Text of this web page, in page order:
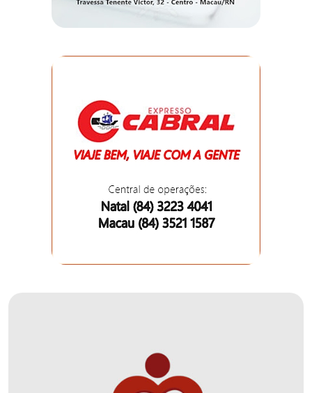
PREPARATÓRIO
DEMISSÕES
DESCASO
ECONÔMICO
RURAL